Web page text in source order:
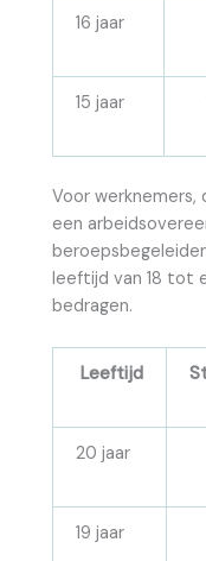
16 jaar
15 jaar
Voor werknemers,
een
leeftijd van 18 tot
bedragen.
Leeftijd
20 jaar
19 jaar